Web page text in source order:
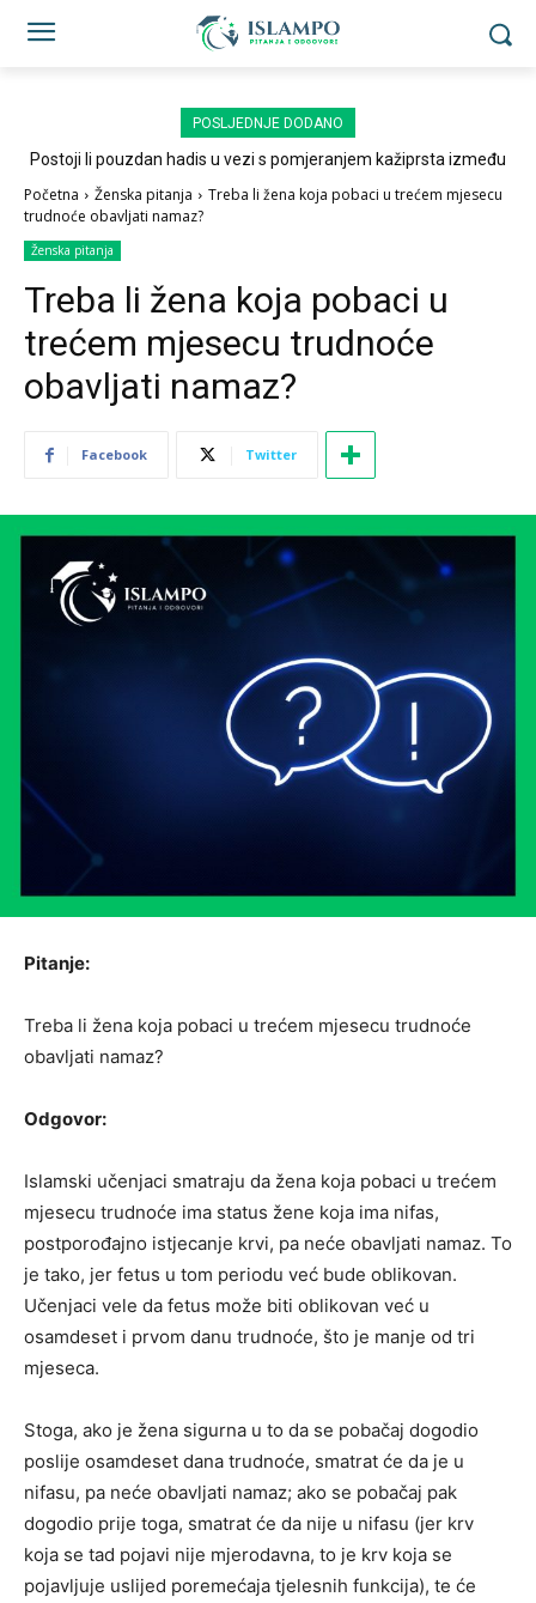
POSLJEDNJE DODANO
Postoji li pouzdan hadis u vezi s pomjeranjem kažiprsta između
Početna Ženska pitanja
Treba li žena koja pobaci u trećem mjesecu
trudnoće obavljati namaz?
Ženska pitanja
Treba li žena koja pobaci u
trećem mjesecu trudnoće
obavljati namaz?
Facebook Twitter
Pitanje:
Treba li žena koja pobaci u trećem mjesecu trudnoće
obavljati namaz?
Odgovor:
Islamski učenjaci smatraju da žena koja pobaci u trećem
mjesecu trudnoće ima status žene koja ima nifas,
postporođajno istjecanje krvi, pa neće obavljati namaz. To
je tako, jer fetus u tom periodu već bude oblikovan.
Učenjaci vele da fetus može biti oblikovan već u
osamdeset i prvom danu trudnoće, što je manje od tri
mjeseca.
Stoga, ako je žena sigurna u to da se pobačaj dogodio
poslije osamdeset dana trudnoće, smatrat će da je u
nifasu, pa neće obavljati namaz; ako se pobačaj pak
dogodio prije toga, smatrat će da nije u nifasu (jer krv
koja se tad pojavi nije mjerodavna, to je krv koja se
pojavljuje uslijed poremećaja tjelesnih funkcija), te će